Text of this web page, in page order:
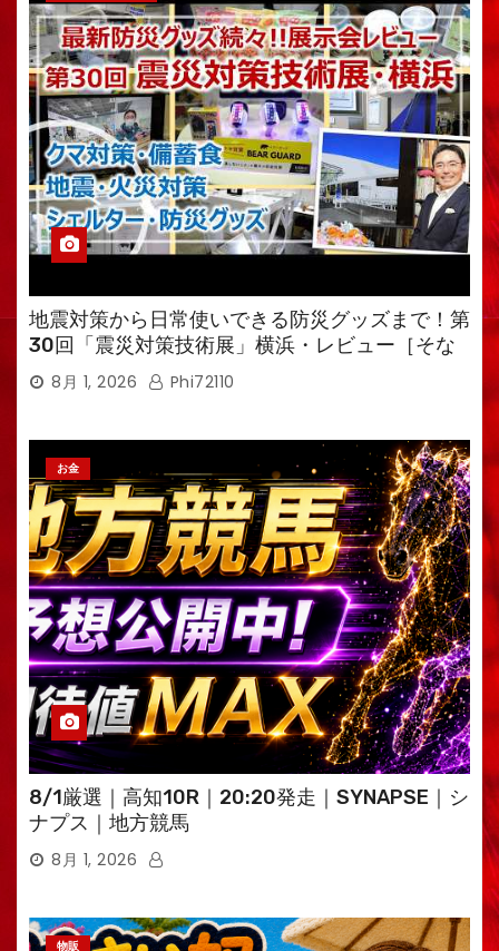
地震対策から日常使いできる防災グッズまで！第
30回「震災対策技術展」横浜・レビュー［そな
えるTV・高荷智也］
8月 1, 2026 Phi72110
お金
8/1厳選｜高知10R｜20:20発走｜SYNAPSE｜シ
ナプス｜地方競馬
8月 1, 2026
物販